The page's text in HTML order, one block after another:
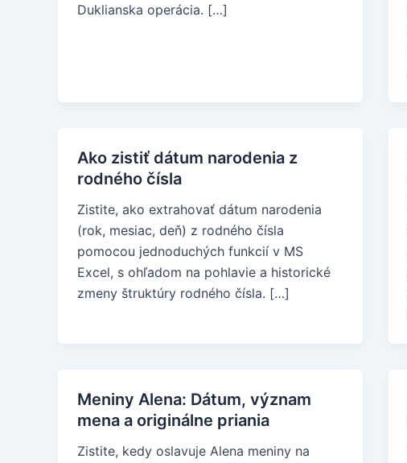
Duklianska operácia. […]
Ako zistiť dátum narodenia z
rodného čísla
Zistite, ako extrahovať dátum narodenia
(rok, mesiac, deň) z rodného čísla
pomocou jednoduchých funkcií v MS
Excel, s ohľadom na pohlavie a historické
zmeny štruktúry rodného čísla. […]
Meniny Alena: Dátum, význam
mena a originálne priania
Zistite, kedy oslavuje Alena meniny na